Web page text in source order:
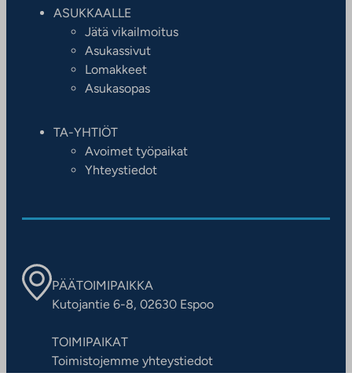
ASUKKAALLE
Jätä vikailmoitus
Asukassivut
Lomakkeet
Asukasopas
TA-YHTIÖT
Avoimet työpaikat
Yhteystiedot
PÄÄTOIMIPAIKKA
Kutojantie 6-8, 02630 Espoo
TOIMIPAIKAT
Toimistojemme yhteystiedot